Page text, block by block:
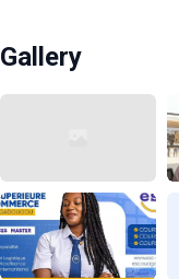
Gallery